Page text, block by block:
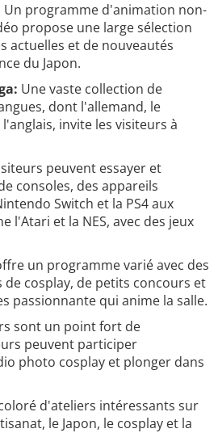
Un programme d'animation non-
propose une large sélection
actuelles et de nouveautés
du Japon.
Une vaste collection de
dont l'allemand, le
invite les visiteurs à
peuvent essayer et
consoles, des appareils
Switch et la PS4 aux
l'Atari et la NES, avec des jeux
un programme varié avec des
cosplay, de petits concours et
passionnante qui anime la salle.
sont un point fort de
peuvent participer
photo cosplay et plonger dans
d'ateliers intéressants sur
le Japon, le cosplay et la